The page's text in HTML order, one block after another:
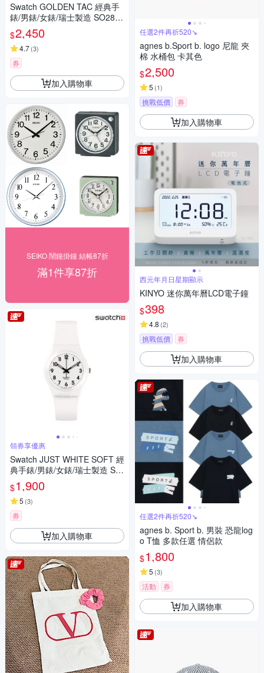
Swatch GOLDEN TAC 經典手
錶/男錶/女錶/瑞士製造 SO28B
113 (34mm)
$2,450
4.7(3)
券
加入購物車
SEIKO 鬧鐘掛鐘 結帳87折
滿1件享87折
領券享優惠
Swatch JUST WHITE SOFT 經
典手錶/男錶/女錶/瑞士製造 SO
28W107-S14 (34mm)
$1,900
5 (3)
券
加入購物車
任選2件再折520↘
agnes b.Sport b. logo 尼龍 夾
棉 水桶包 卡其色
$2,500
5 (1)
挑戰低價 券
加入購物車
西元年月日星期顯示
KINYO 迷你萬年曆LCD電子鐘
$398
4.8 (2)
挑戰低價 券
加入購物車
任選2件再折520↘
agnes b. Sport b. 男裝 恐龍log
o T恤 多款任選 情侶款
$1,800
5 (3)
活動 券
加入購物車